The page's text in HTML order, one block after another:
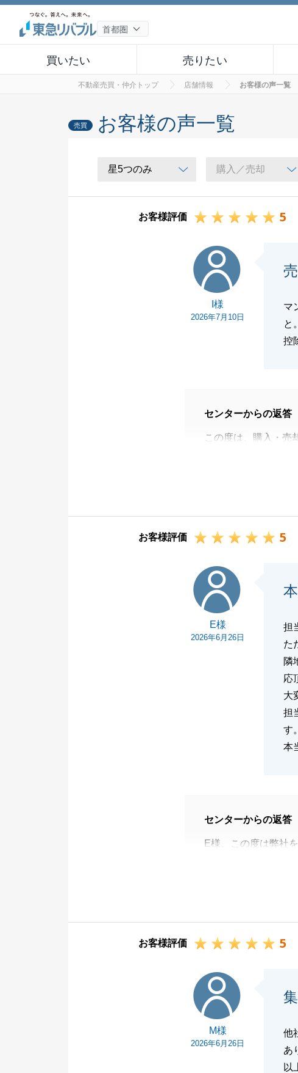
買いたい 売りたい
不動産売買・仲介トップ 店舗情報 お客様の声一覧
売買 お客様の声一覧
お客様評価 5
I様
2026年7月10日
マ
と。
控
センターからの返答
この度は、購入・売
お客様評価 5
E様
2026年6月26日
担
た
隣
応
大
担
す。
本
センターからの返答
E様、この度は弊社
お時間を頂戴して
お客様評価 5
M様
2026年6月26日
他
あ
以